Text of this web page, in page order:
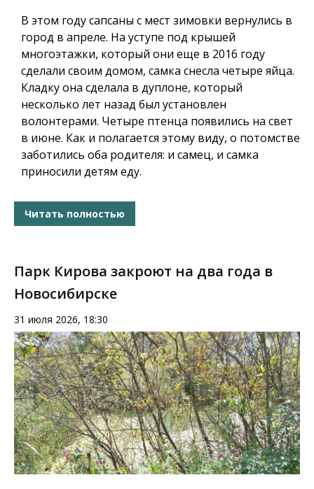
В этом году сапсаны с мест зимовки вернулись в
город в апреле. На уступе под крышей
многоэтажки, который они еще в 2016 году
сделали своим домом, самка снесла четыре яйца.
Кладку она сделала в дуплоне, который
несколько лет назад был установлен
волонтерами. Четыре птенца появились на свет
в июне. Как и полагается этому виду, о потомстве
заботились оба родителя: и самец, и самка
приносили детям еду.
Читать полностью
Парк Кирова закроют на два года в
Новосибирске
31 июля 2026, 18:30